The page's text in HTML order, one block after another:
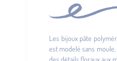
Les bijoux pâte
est modelé sans
des détails floraux aux